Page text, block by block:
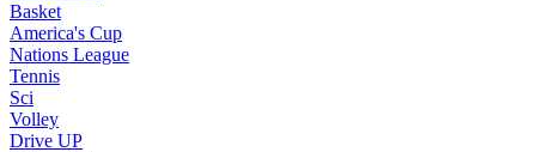
Basket
America's Cup
Nations League
Tennis
Sci
Volley
Drive UP